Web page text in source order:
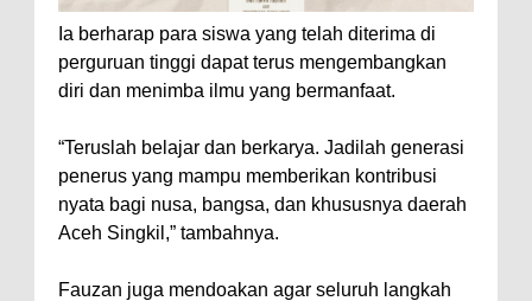
Ia berharap para siswa yang telah diterima di
perguruan tinggi dapat terus mengembangkan
diri dan menimba ilmu yang bermanfaat.
“Teruslah belajar dan berkarya. Jadilah generasi
penerus yang mampu memberikan kontribusi
nyata bagi nusa, bangsa, dan khususnya daerah
Aceh Singkil,” tambahnya.
Fauzan juga mendoakan agar seluruh langkah